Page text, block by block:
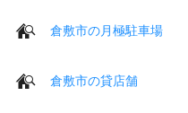
倉敷市の月極駐車場
倉敷市の貸店舗